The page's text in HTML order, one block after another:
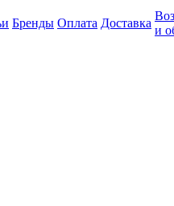
Бренды Оплата Доставка
и